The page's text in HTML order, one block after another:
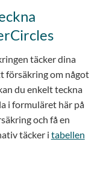
täcker dina
försäkring om något
du enkelt teckna
i formuläret här på
och få en
täcker i tabellen